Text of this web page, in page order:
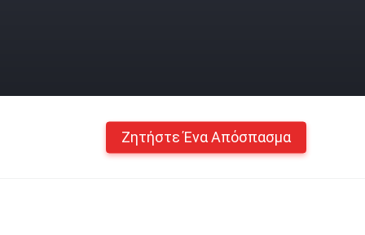
Ζητήστε Ένα Απόσπασμα